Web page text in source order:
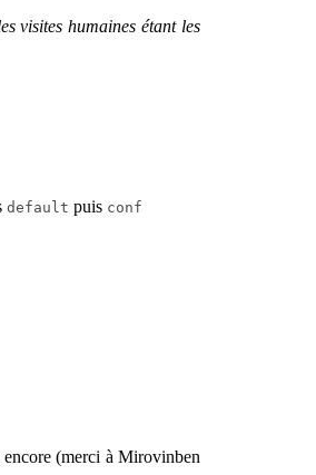
visites humaines étant les
default puis conf
(merci à Mirovinben